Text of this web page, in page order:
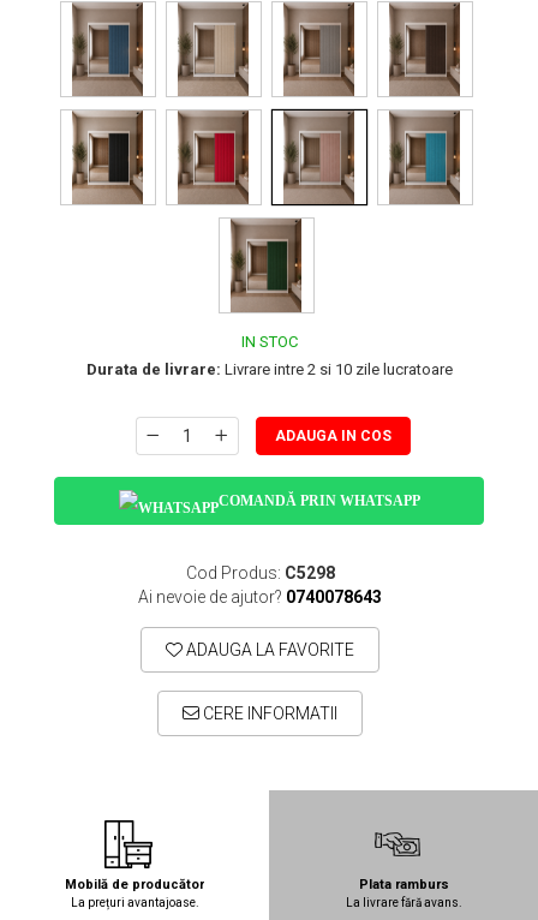
IN STOC
Durata de livrare: Livrare intre 2 si 10 zile lucratoare
ADAUGA IN COS
COMANDĂ PRIN WHATSAPP
Cod Produs: C5298
Ai nevoie de ajutor? 0740078643
ADAUGA LA FAVORITE
CERE INFORMATII
Mobilă de producător
La prețuri avantajoase.
Plata ramburs
La livrare fără avans.